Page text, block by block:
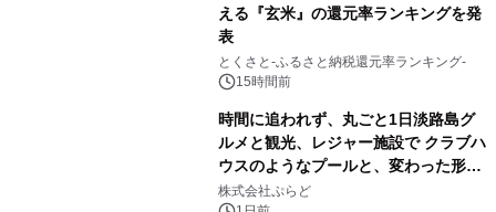
える『玄米』の還元率ランキングを発
表
とくさと-ふるさと納税還元率ランキング-
15時間前
時間に追われず、丸ごと1日淡路島グ
ルメと観光、レジャー施設で クラブハ
ウスのようなプールと、変わった形の
サウナも 「THE BOXY AWAJI」のお
株式会社ぷらど